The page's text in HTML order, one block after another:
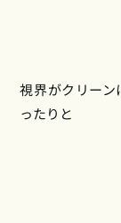
視界がクリー
ったりと